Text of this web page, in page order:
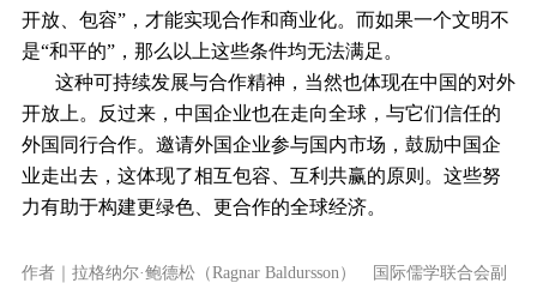
开放、包容”，才能实现合作和商业化。而如果一个文明不
是“和平的”，那么以上这些条件均无法满足。
这种可持续发展与合作精神，当然也体现在中国的对外
开放上。反过来，中国企业也在走向全球，与它们信任的
外国同行合作。邀请外国企业参与国内市场，鼓励中国企
业走出去，这体现了相互包容、互利共赢的原则。这些努
力有助于构建更绿色、更合作的全球经济。
作者｜拉格纳尔·鲍德松（Ragnar Baldursson） 国际儒学联合会副